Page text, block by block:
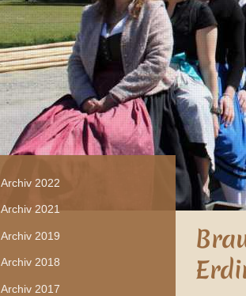
Archiv 2022
Archiv 2021
Archiv 2019
Archiv 2018
Archiv 2017